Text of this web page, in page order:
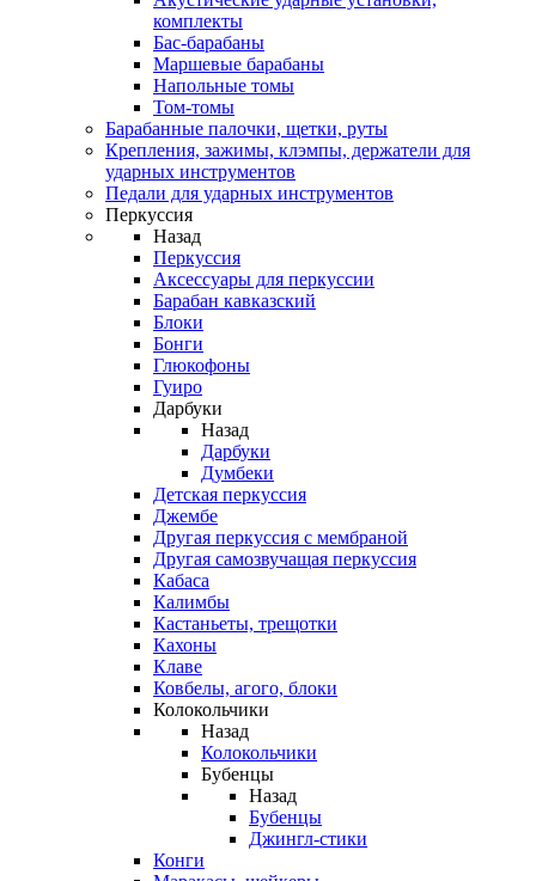
комплекты
Бас-барабаны
Маршевые барабаны
Напольные томы
Том-томы
Барабанные палочки, щетки, руты
Крепления, зажимы, клэмпы, держатели для
ударных инструментов
Педали для ударных инструментов
Перкуссия
Назад
Перкуссия
Аксессуары для перкуссии
Барабан кавказский
Блоки
Бонги
Глюкофоны
Гуиро
Дарбуки
Назад
Дарбуки
Думбеки
Детская перкуссия
Джембе
Другая перкуссия с мембраной
Другая самозвучащая перкуссия
Кабаса
Калимбы
Кастаньеты, трещотки
Кахоны
Клаве
Ковбелы, агого, блоки
Колокольчики
Назад
Колокольчики
Бубенцы
Назад
Бубенцы
Джингл-стики
Конги